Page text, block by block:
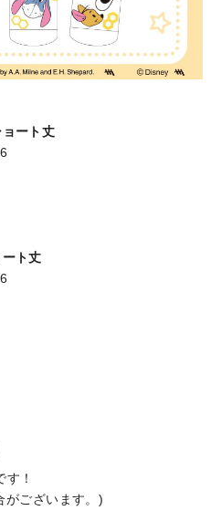
ート丈
ト丈
！
がございます。)